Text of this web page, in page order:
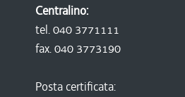
Centralino:
tel. 040 3771111
fax. 040 3773190
Posta certificata: